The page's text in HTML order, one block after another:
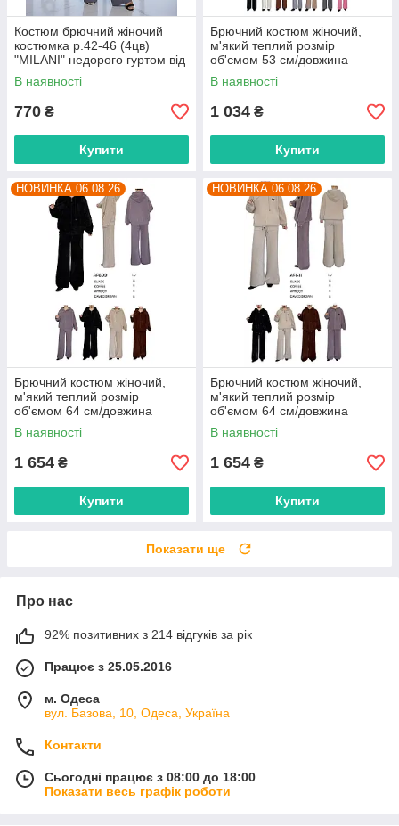
Костюм брючний жіночий
костюмка р.42-46 (4цв)
"MILANI" недорого гуртом від
прямого постачальника
В наявності
770 ₴
Купити
Брючний костюм жіночий,
м'який теплий розмір
об'ємом 53 см/довжина
штанів 105 см (4цв) "BETSY"
недорого від прямого
постачальника
В наявності
1 034 ₴
Купити
НОВИНКА 06.08.26
Брючний костюм жіночий,
м'який теплий розмір
об'ємом 64 см/довжина
штанів 105 см (4 кв) "BETSY"
недорого від прямого
постачальника
В наявності
1 654 ₴
Купити
НОВИНКА 06.08.26
Брючний костюм жіночий,
м'який теплий розмір
об'ємом 64 см/довжина
штанів 105 см (4 кв) "BETSY"
недорого від прямого
постачальника
В наявності
1 654 ₴
Купити
Показати ще
Про нас
92% позитивних з 214 відгуків за рік
Працює з 25.05.2016
м. Одеса
вул. Базова, 10, Одеса, Україна
Контакти
Сьогодні працює з 08:00 до 18:00
Показати весь графік роботи